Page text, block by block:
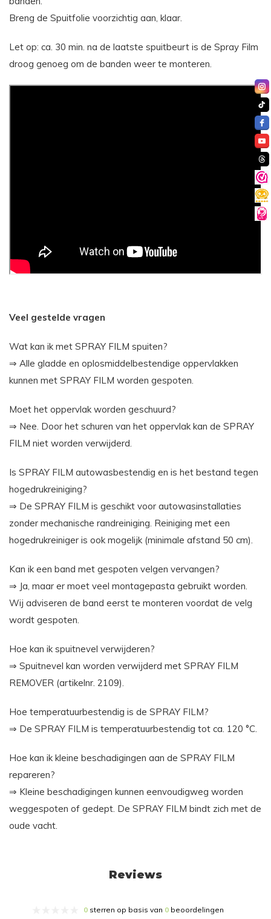
Breng de Spuitfolie voorzichtig aan, klaar.
Let op: ca. 30 min. na de laatste spuitbeurt is de Spray Film
droog genoeg om de banden weer te monteren.
Veel gestelde vragen
Wat kan ik met SPRAY FILM spuiten?
⇒ Alle gladde en oplosmiddelbestendige oppervlakken
kunnen met SPRAY FILM worden gespoten.
Moet het oppervlak worden geschuurd?
⇒ Nee. Door het schuren van het oppervlak kan de SPRAY
FILM niet worden verwijderd.
Is SPRAY FILM autowasbestendig en is het bestand tegen
hogedrukreiniging?
⇒ De SPRAY FILM is geschikt voor autowasinstallaties
zonder mechanische randreiniging. Reiniging met een
hogedrukreiniger is ook mogelijk (minimale afstand 50 cm).
Kan ik een band met gespoten velgen vervangen?
⇒ Ja, maar er moet veel montagepasta gebruikt worden.
Wij adviseren de band eerst te monteren voordat de velg
wordt gespoten.
Hoe kan ik spuitnevel verwijderen?
⇒ Spuitnevel kan worden verwijderd met SPRAY FILM
REMOVER (artikelnr. 2109).
Hoe temperatuurbestendig is de SPRAY FILM?
⇒ De SPRAY FILM is temperatuurbestendig tot ca. 120 °C.
Hoe kan ik kleine beschadigingen aan de SPRAY FILM
repareren?
⇒ Kleine beschadigingen kunnen eenvoudigweg worden
weggespoten of gedept. De SPRAY FILM bindt zich met de
oude vacht.
Reviews
0 sterren op basis van 0 beoordelingen